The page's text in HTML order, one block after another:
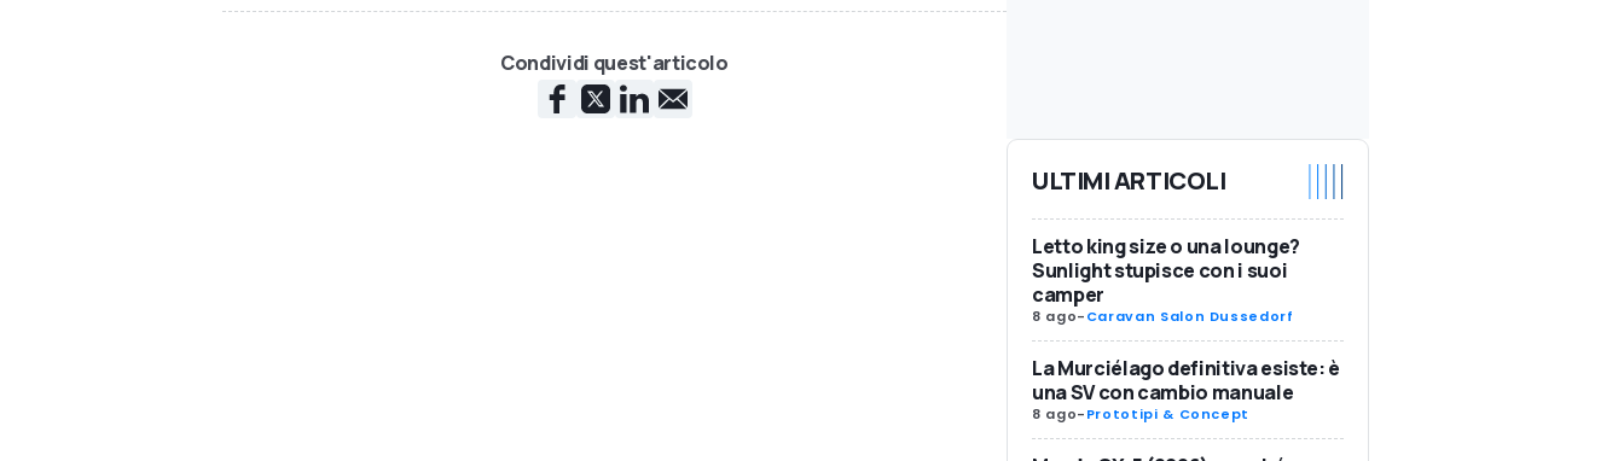
Condividi quest'articolo
ULTIMI ARTICOLI
Letto king size o una lounge?
Sunlight stupisce con i suoi
camper
8 ago-Caravan Salon Dussedorf
La Murciélago definitiva esiste: è
una SV con cambio manuale
8 ago-Prototipi & Concept